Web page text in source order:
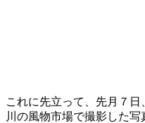
これに先立って、先月７
川の風物市場で撮影した